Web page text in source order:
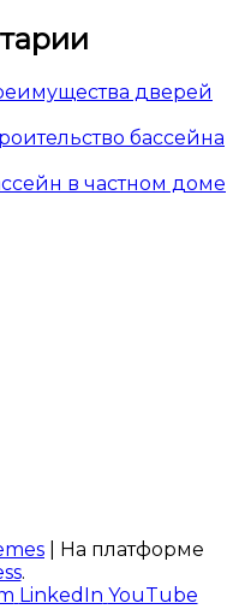
дверей
бассейна
в частном доме
| На платформе
.
LinkedIn YouTube